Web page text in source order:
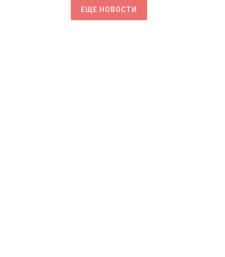
ЕЩЕ НОВОСТИ